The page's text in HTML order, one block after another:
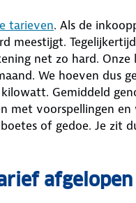
tarieven. Als de
meestijgt.
net zo hard.
We hoeven dus
Gemiddeld
met voorspellingen
of gedoe. Je zit